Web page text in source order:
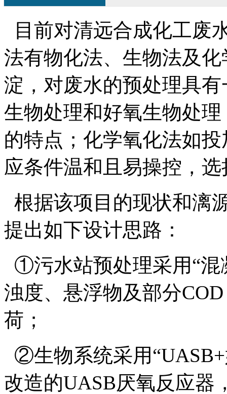
目前对清远合成化工废
法有物化法、生物法及
淀，对废水的预处理具
生物处理和好氧生物处
的特点；化学氧化法如
应条件温和且易操控，
根据该项目的现状和漓
提出如下设计思路：
①污水站预处理采用“混
浊度、悬浮物及部分
荷；
②生物系统采用
改造的UASB厌氧反应器